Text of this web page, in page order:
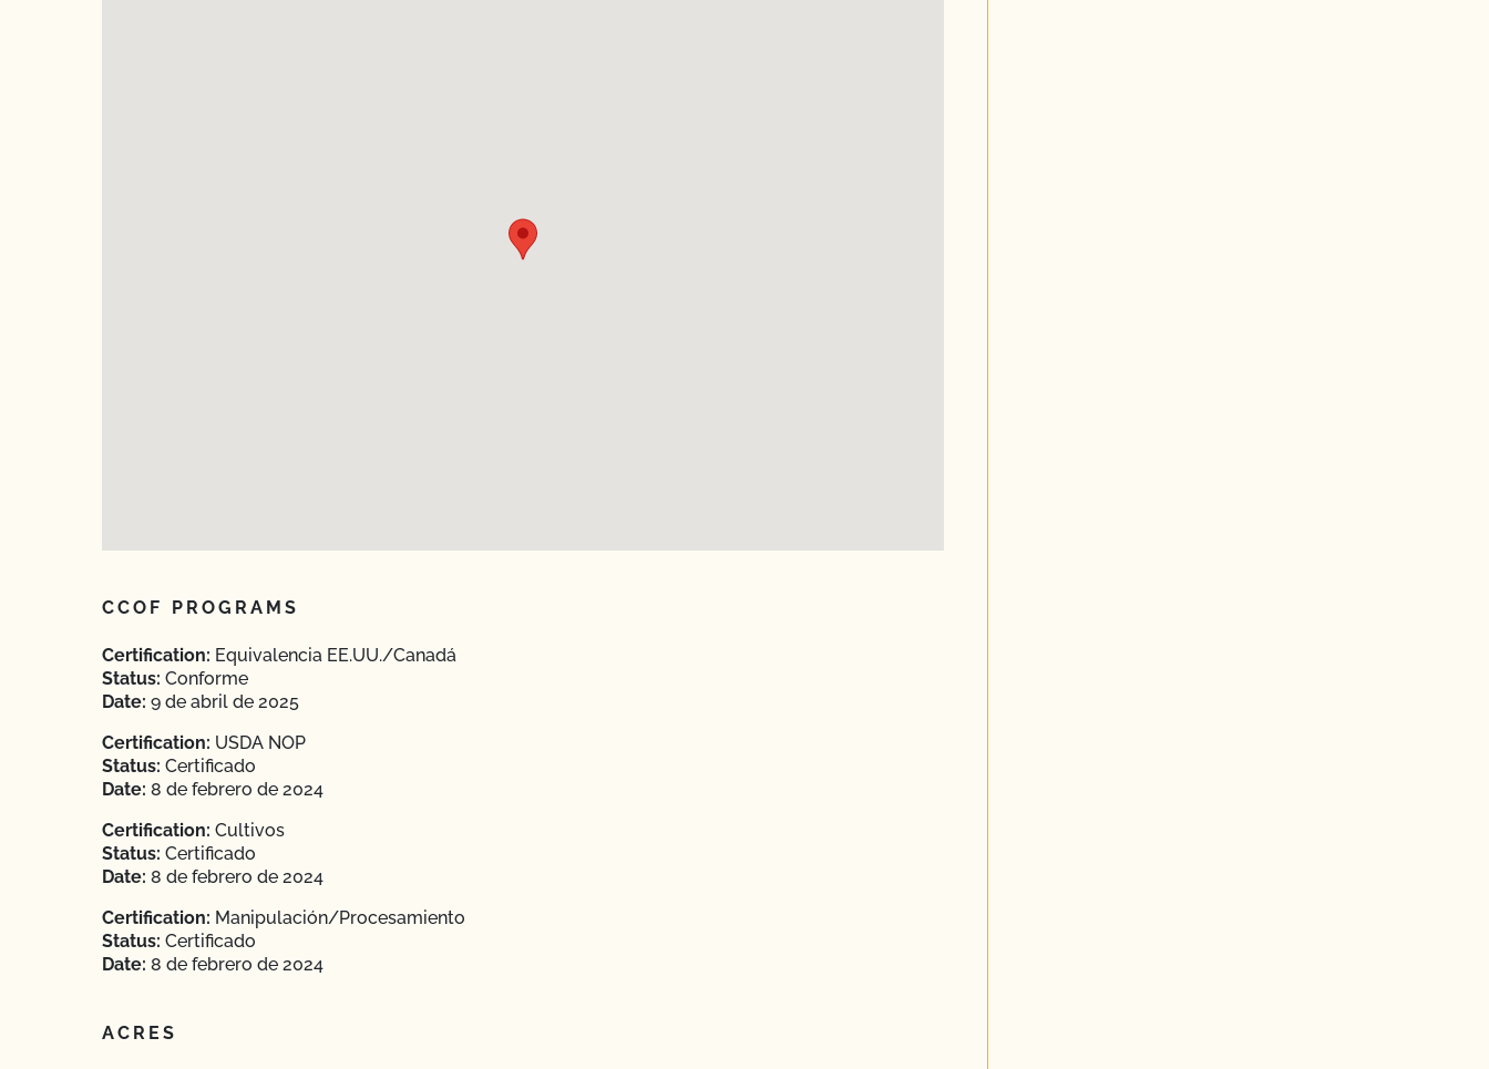
CCOF PROGRAMS
Certification: Equivalencia EE.UU./Canadá
Status: Conforme
Date: 9 de abril de 2025
Certification: USDA NOP
Status: Certificado
Date: 8 de febrero de 2024
Certification: Cultivos
Status: Certificado
Date: 8 de febrero de 2024
Certification: Manipulación/Procesamiento
Status: Certificado
Date: 8 de febrero de 2024
ACRES